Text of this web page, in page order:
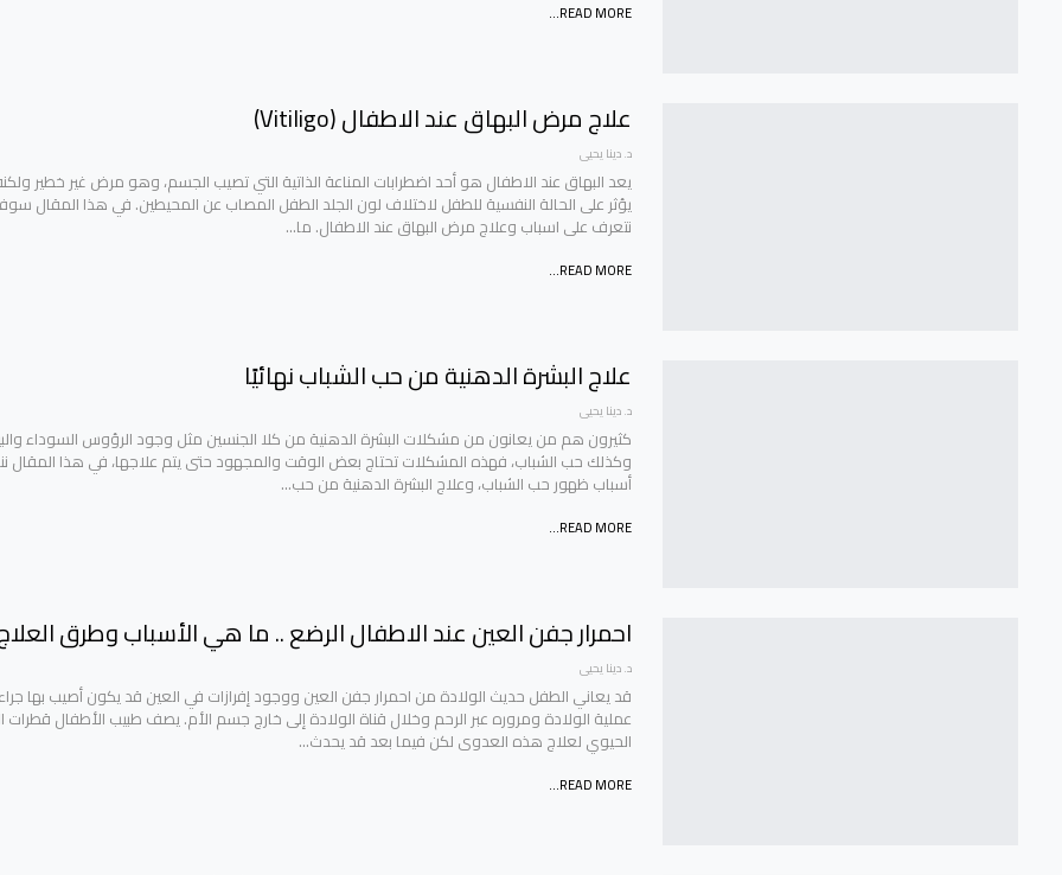
READ MORE...
علاج مرض البهاق عند الاطفال (Vitiligo)
د. دينا يحيى
يعد البهاق عند الاطفال هو أحد اضطرابات المناعة الذاتية التي تصيب الجسم، وهو مرض غير خطير
يؤثر على الحالة النفسية للطفل لاختلاف لون الجلد الطفل المصاب عن المحيطين. في هذا المقال
نتعرف على اسباب وعلاج مرض البهاق عند الاطفال. ما…
READ MORE...
علاج البشرة الدهنية من حب الشباب نهائيًا
د. دينا يحيى
كثيرون هم من يعانون من مشكلات البشرة الدهنية من كلا الجنسين مثل وجود الرؤوس السوداء
وكذلك حب الشباب، فهذه المشكلات تحتاج بعض الوقت والمجهود حتى يتم علاجها، في هذا المقال
أسباب ظهور حب الشباب، وعلاج البشرة الدهنية من حب…
READ MORE...
احمرار جفن العين عند الاطفال الرضع .. ما هي الأسباب وطرق
د. دينا يحيى
قد يعاني الطفل حديث الولادة من احمرار جفن العين ووجود إفرازات في العين قد يكون أصيب بها
عملية الولادة ومروره عبر الرحم وخلال قناة الولادة إلى خارج جسم الأم. يصف طبيب الأطفال قطرات
الحيوي لعلاج هذه العدوى لكن فيما بعد قد يحدث…
READ MORE...